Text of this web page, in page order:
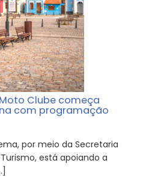
Clube começa
com programação
por meio da Secretaria
está apoiando a